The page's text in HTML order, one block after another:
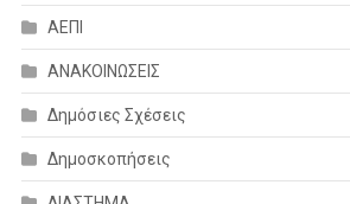
ΑΕΠΙ
ΑΝΑΚΟΙΝΩΣΕΙΣ
Δημόσιες Σχέσεις
Δημοσκοπήσεις